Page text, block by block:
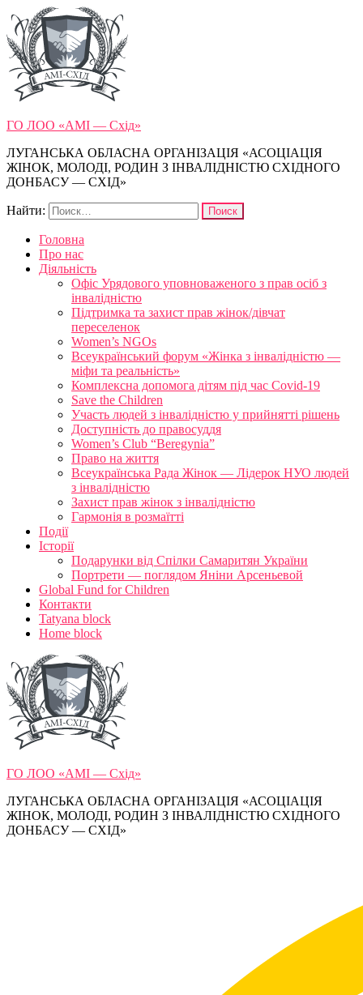
ГО ЛОО «АМІ — Схід»
ЛУГАНСЬКА ОБЛАСНА ОРГАНІЗАЦІЯ «АСОЦІАЦІЯ
ЖІНОК, МОЛОДІ, РОДИН З ІНВАЛІДНІСТЮ СХІДНОГО
ДОНБАСУ — СХІД»
Найти:
Головна
Про нас
Діяльність
Офіс Урядового уповноваженого з прав осіб з
інвалідністю
Підтримка та захист прав жінок/дівчат
переселенок
Women’s NGOs
Всеукраїнський форум «Жінка з інвалідністю —
міфи та реальність»
Комплексна допомога дітям під час Covid-19
Save the Children
Участь людей з інвалідністю у прийнятті рішень
Доступність до правосуддя
Women’s Club “Beregynia”
Право на життя
Всеукраїнська Рада Жінок — Лідерок НУО людей
з інвалідністю
Захист прав жінок з інвалідністю
Гармонія в розмаїтті
Події
Історії
Подарунки від Спілки Самаритян України
Портрети — поглядом Яніни Арсеньевой
Global Fund for Children
Контакти
Tatyana block
Home block
ГО ЛОО «АМІ — Схід»
ЛУГАНСЬКА ОБЛАСНА ОРГАНІЗАЦІЯ «АСОЦІАЦІЯ
ЖІНОК, МОЛОДІ, РОДИН З ІНВАЛІДНІСТЮ СХІДНОГО
ДОНБАСУ — СХІД»